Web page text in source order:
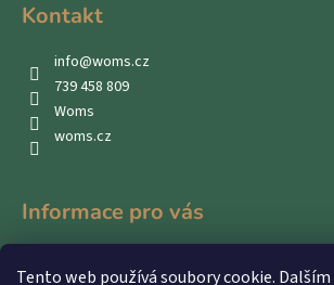
Tento web používá soubory cookie.
Kontakt
info@woms.cz
739 458 809
Woms
woms.cz
Informace pro vás